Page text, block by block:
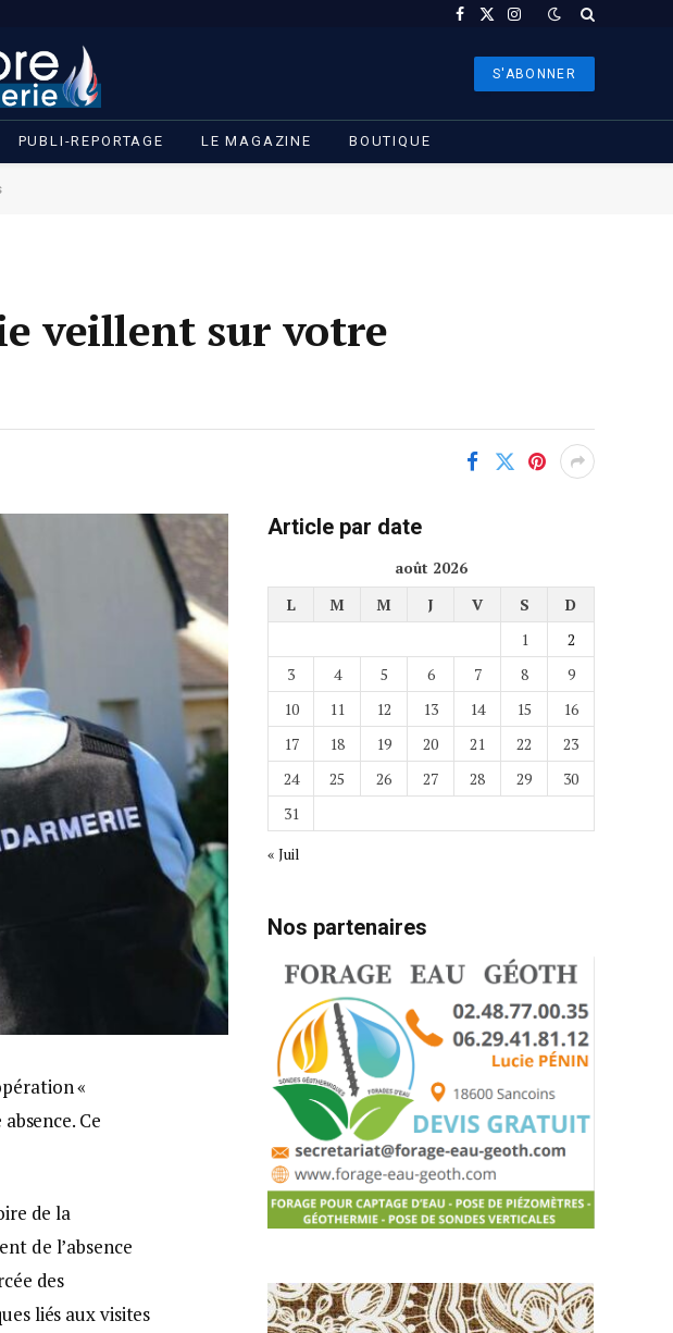
Facebook
X
Instagram
S'ABONNER
PUBLI-REPORTAGE LE MAGAZINE BOUTIQUE
veillent sur votre
«
Ce
de la
de l’absence
des
liés aux visites
Article par date
août 2026
L
M M J V S
D
1
2
3
4 5 6 7 8
9
10
11 12 13 14 15
16
17
18 19 20 21 22
23
24
25 26 27 28 29
30
31
« Juil
Nos partenaires